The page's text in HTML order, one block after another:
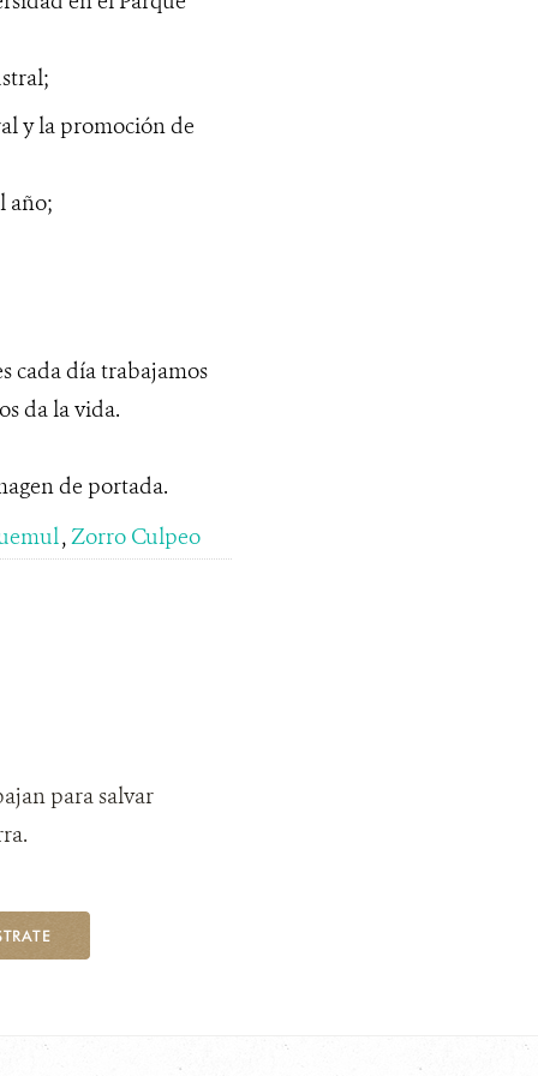
y la promoción de
año;
cada día trabajamos
da la vida.
de portada.
,Zorro Culpeo
para salvar